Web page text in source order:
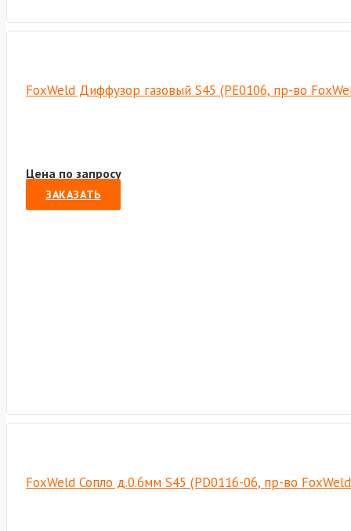
FoxWeld Диффузор газовый S45 (PE0106, пр-во
Цена по запросу
ЗАКАЗАТЬ
FoxWeld Сопло д.0.6мм S45 (PD0116-06, пр-во